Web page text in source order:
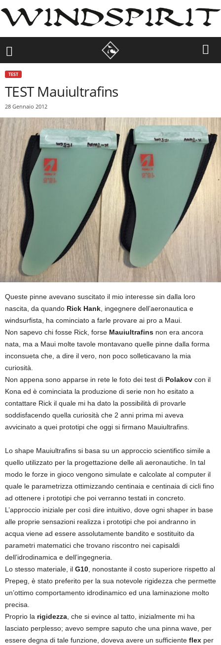
TEST
TEST Mauiultrafins
28 Gennaio 2012
Queste pinne avevano suscitato il mio interesse sin dalla loro
nascita, da quando Rick Hank, ingegnere dell’aeronautica e
windsurfista, ha cominciato a farle provare ai pro a Maui.
Non sapevo chi fosse Rick, forse Mauiultrafins non era ancora
nata, ma a Maui molte tavole montavano quelle pinne dalla forma
inconsueta che, a dire il vero, non poco solleticavano la mia
curiosità.
Non appena sono apparse in rete le foto dei test di Polakov con il
Kona ed è cominciata la produzione di serie non ho esitato a
contattare Rick il quale mi ha dato la possibilità di provarle
soddisfacendo quella curiosità che 2 anni prima mi aveva
avvicinato a quei prototipi che oggi si firmano Mauiultrafins.
Lo shape Mauiultrafins si basa su un approccio scientifico simile a
quello utilizzato per la progettazione delle ali aeronautiche. In tal
modo le forze in gioco vengono simulate e calcolate al computer il
quale le parametrizza ottimizzando centinaia e centinaia di cicli fino
ad ottenere i prototipi che poi verranno testati in concreto.
L’approccio iniziale per così dire intuitivo, dove ogni shaper in base
alle proprie sensazioni realizza i prototipi che poi andranno in
acqua viene ad essere assolutamente bandito e sostituito da
parametri matematici che trovano riscontro nei capisaldi
dell’idrodinamica e dell’ingegneria.
Lo stesso materiale, il G10, nonostante il costo superiore rispetto al
Prepeg, è stato preferito per la sua notevole rigidezza che permette
un’ottimo comportamento idrodinamico ed una laminazione molto
precisa.
Proprio la rigidezza, che si evince al tatto, inizialmente mi ha
lasciato perplesso; avevo sempre saputo che una pinna wave, per
essere degna di tale funzione, doveva avere un sufficiente flex per